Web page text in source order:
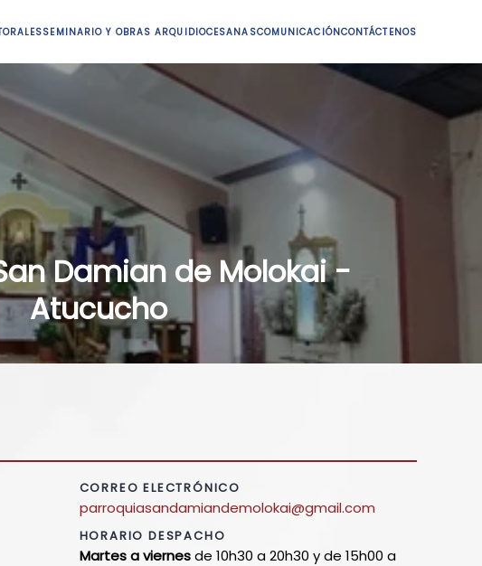
SEMINARIO Y OBRAS ARQUIDIOCESANASCOMUNICACIÓNCONTÁCTENOS
Damian de Molokai -
Atucucho
CORREO ELECTRÓNICO
parroquiasandamiandemolokai@gmail.com
HORARIO DESPACHO
Martes a viernesde 10h30 a 20h30 y de 15h00 a